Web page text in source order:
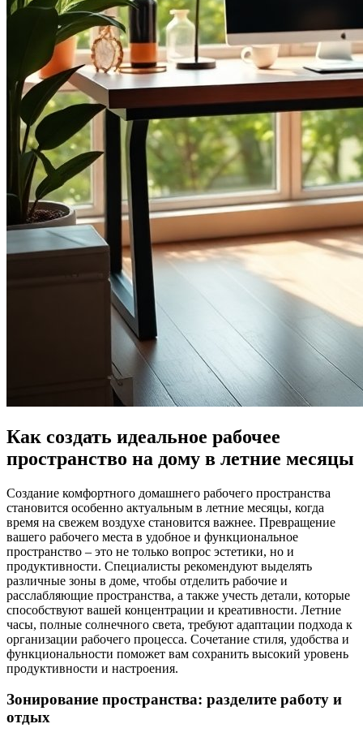
Как создать идеальное рабочее
пространство на дому в летние месяцы
Создание комфортного домашнего рабочего пространства
становится особенно актуальным в летние месяцы, когда
время на свежем воздухе становится важнее. Превращение
вашего рабочего места в удобное и функциональное
пространство – это не только вопрос эстетики, но и
продуктивности. Специалисты рекомендуют выделять
различные зоны в доме, чтобы отделить рабочие и
расслабляющие пространства, а также учесть детали, которые
способствуют вашей концентрации и креативности. Летние
часы, полные солнечного света, требуют адаптации подхода к
организации рабочего процесса. Сочетание стиля, удобства и
функциональности поможет вам сохранить высокий уровень
продуктивности и настроения.
Зонирование пространства: разделите работу и
отдых